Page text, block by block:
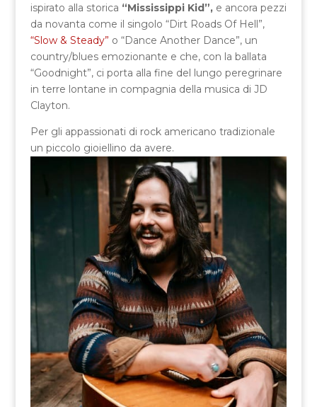
ispirato alla storica “Mississippi Kid”,e ancora pezzi
da novanta come il singolo “Dirt Roads Of Hell”,
“Slow & Steady” o “Dance Another Dance”, un
country/blues emozionante e che, con la ballata
“Goodnight”, ci porta alla fine del lungo peregrinare
in terre lontane in compagnia della musica di JD
Clayton.
Per gli appassionati di rock americano tradizionale
un piccolo gioiellino da avere.